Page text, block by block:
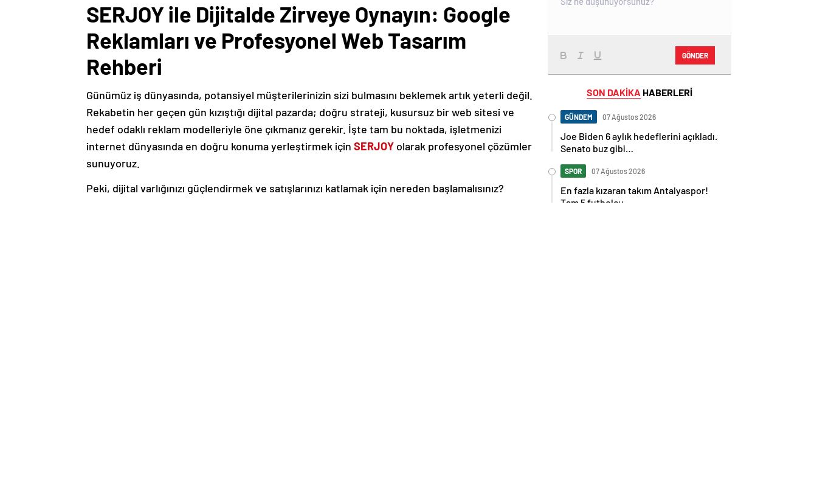
SERJOY ile Dijitalde Zirveye Oynayın: Google
Reklamları ve Profesyonel Web Tasarım
Rehberi
Günümüz iş dünyasında, potansiyel müşterilerinizin sizi bulmasını beklemek artık yeterli değil.
Rekabetin her geçen gün kızıştığı dijital pazarda; doğru strateji, kusursuz bir web sitesi ve
hedef odaklı reklam modelleriyle öne çıkmanız gerekir. İşte tam bu noktada, işletmenizi
internet dünyasında en doğru konuma yerleştirmek için SERJOY olarak profesyonel çözümler
sunuyoruz.
Peki, dijital varlığınızı güçlendirmek ve satışlarınızı katlamak için nereden başlamalısınız?
GÖNDER
SON DAKİKA HABERLERİ
GÜNDEM 07 Ağustos 2026
Joe Biden 6 aylık hedeflerini açıkladı.
Senato buz gibi…
SPOR 07 Ağustos 2026
En fazla kızaran takım Antalyaspor!
Tam 5 futbolcu….